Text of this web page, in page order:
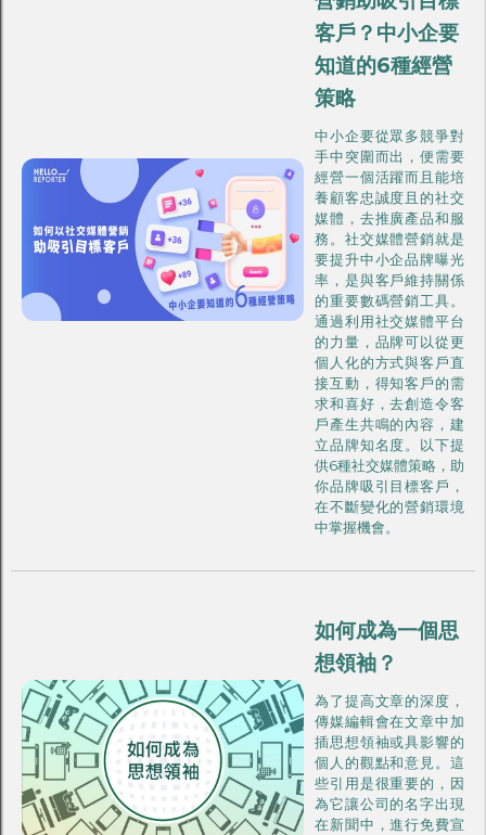
客戶？中小企要
知道的6種經營
策略
中小企要從眾多競爭對
手中突圍而出，便需要
經營一個活躍而且能培
養顧客忠誠度且的社交
媒體，去推廣產品和服
務。社交媒體營銷就是
要提升中小企品牌曝光
率，是與客戶維持關係
的重要數碼營銷工具。
通過利用社交媒體平台
的力量，品牌可以從更
個人化的方式與客戶直
接互動，得知客戶的需
求和喜好，去創造令客
戶產生共鳴的內容，建
立品牌知名度。以下提
供6種社交媒體策略，助
你品牌吸引目標客戶，
在不斷變化的營銷環境
中掌握機會。
如何成為一個思
想領袖？
為了提高文章的深度，
傳媒編輯會在文章中加
插思想領袖或具影響的
個人的觀點和意見。這
些引用是很重要的，因
為它讓公司的名字出現
在新聞中，進行免費宣